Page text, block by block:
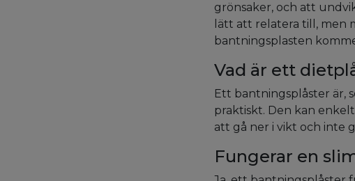
grönsaker, och att
lätt att relatera till, men
bantningsplasten
Vad är ett
Ett bantningsplåster är,
praktiskt. Den kan
att gå ner i vikt och inte
Fungerar en